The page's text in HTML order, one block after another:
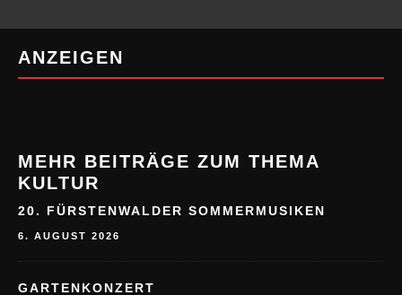
20. FÜRSTENWALDER SOMMERMUSIKEN
6. AUGUST 2026
GARTENKONZERT
6. AUGUST 2026